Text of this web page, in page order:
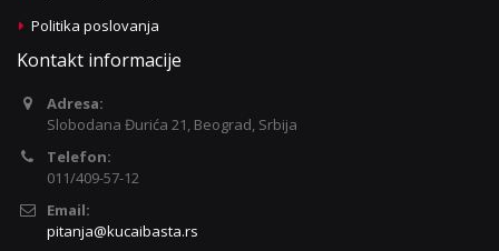
Politika poslovanja
Kontakt informacije
Adresa:
Slobodana Đurića 21, Beograd, Srbija
Telefon:
011/409-57-12
Email:
pitanja@kucaibasta.rs